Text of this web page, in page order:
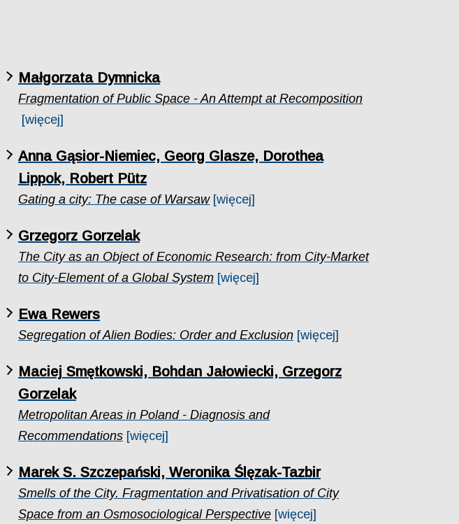
Małgorzata Dymnicka
Fragmentation of Public Space - An Attempt at Recomposition
[więcej]
Anna Gąsior-Niemiec, Georg Glasze, Dorothea
Lippok, Robert Pütz
Gating a city: The case of Warsaw [więcej]
Grzegorz Gorzelak
The City as an Object of Economic Research: from City-Market
to City-Element of a Global System [więcej]
Ewa Rewers
Segregation of Alien Bodies: Order and Exclusion [więcej]
Maciej Smętkowski, Bohdan Jałowiecki, Grzegorz
Gorzelak
Metropolitan Areas in Poland - Diagnosis and
Recommendations [więcej]
Marek S. Szczepański, Weronika Ślęzak-Tazbir
Smells of the City. Fragmentation and Privatisation of City
Space from an Osmosociological Perspective [więcej]